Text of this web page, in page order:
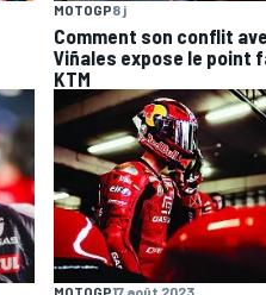
MOTOGP8 j
Comment son conflit
Viñales expose le point
KTM
MOTOGP17 août 2023